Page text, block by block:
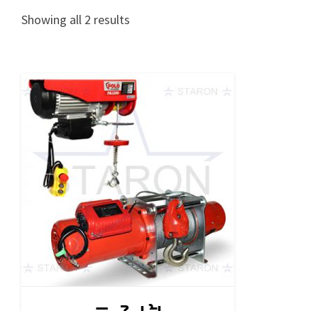
Showing all 2 results